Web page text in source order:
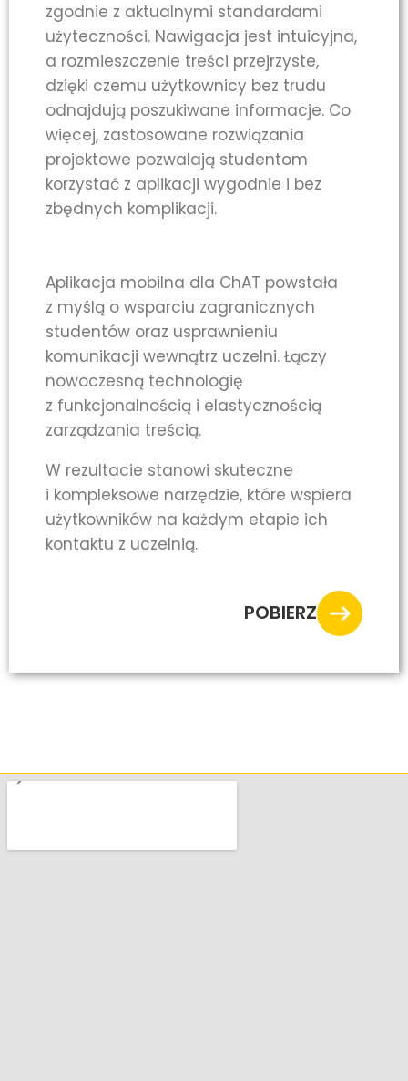
zgodnie z aktualnymi standardami
użyteczności. Nawigacja jest intuicyjna,
a rozmieszczenie treści przejrzyste,
dzięki czemu użytkownicy bez trudu
odnajdują poszukiwane informacje. Co
więcej, zastosowane rozwiązania
projektowe pozwalają studentom
korzystać z aplikacji wygodnie i bez
zbędnych komplikacji.
Aplikacja mobilna dla ChAT powstała
z myślą o wsparciu zagranicznych
studentów oraz usprawnieniu
komunikacji wewnątrz uczelni. Łączy
nowoczesną technologię
z funkcjonalnością i elastycznością
zarządzania treścią.
W rezultacie stanowi skuteczne
i kompleksowe narzędzie, które wspiera
użytkowników na każdym etapie ich
kontaktu z uczelnią.
POBIERZ